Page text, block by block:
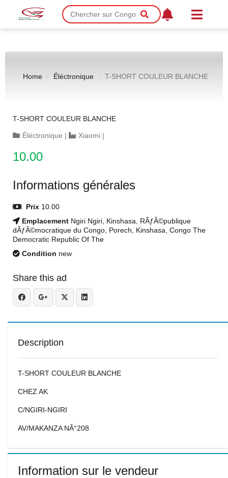
Home Éléctronique T-SHORT COULEUR BLANCHE
T-SHORT COULEUR BLANCHE
Éléctronique | Xiaomi |
10.00
Informations générales
Prix 10.00
Emplacement Ngiri Ngiri, Kinshasa, RÃƒÂ©publique
dÃƒÂ©mocratique du Congo, Porech, Kinshasa, Congo The
Democratic Republic Of The
Condition new
Share this ad
Description
T-SHORT COULEUR BLANCHE
CHEZ AK
C/NGIRI-NGIRI
AV/MAKANZA NÂ°208
Information sur le vendeur